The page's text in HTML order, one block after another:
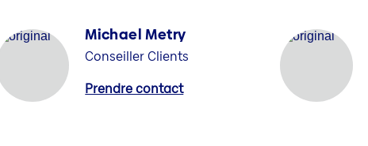
Michael Metry
Conseiller Clients
Prendre contact